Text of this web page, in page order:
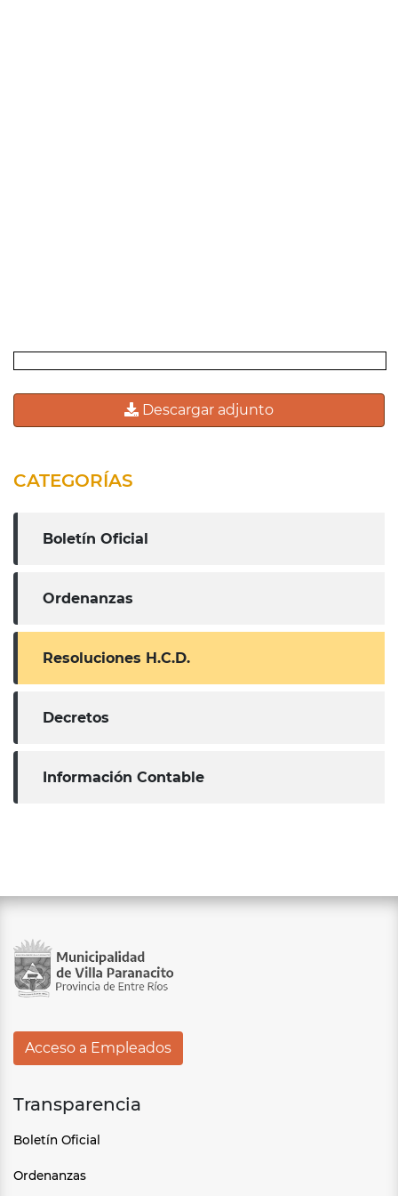
Descargar adjunto
CATEGORÍAS
Boletín Oficial
Ordenanzas
Resoluciones H.C.D.
Decretos
Información Contable
Acceso a Empleados
Transparencia
Boletín Oficial
Ordenanzas